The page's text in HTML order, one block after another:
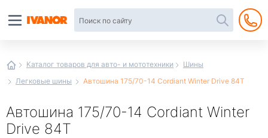
Каталог товаров для авто- и мототехники
Шины
Легковые шины
Автошина 175/70-14 Cordiant Winter Drive 84T
Автошина 175/70-14 Cordiant Winter
Drive 84T
интернет-